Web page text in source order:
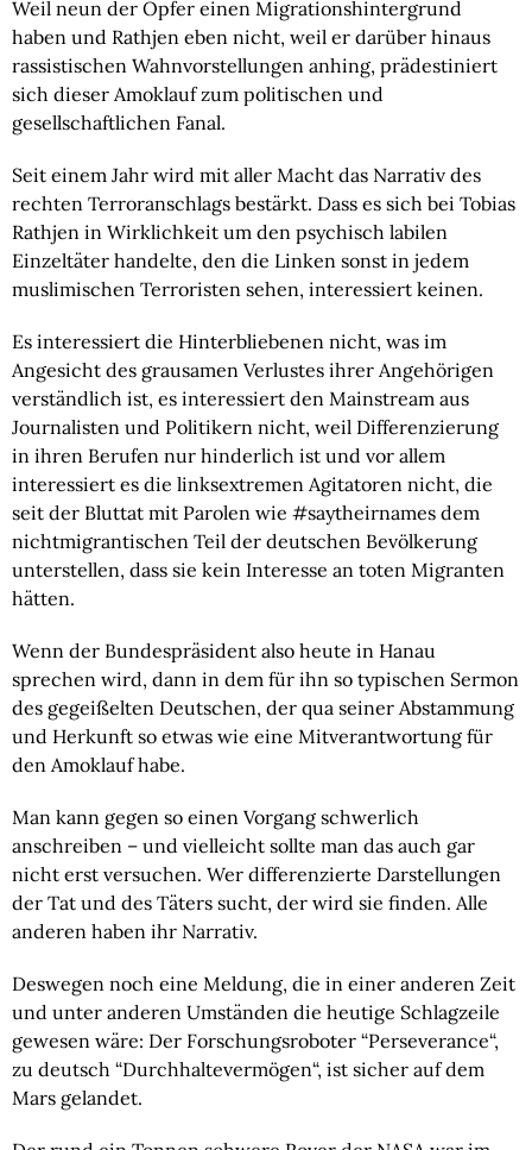
Weil neun der Opfer einen Migrationshintergrund
haben und Rathjen eben nicht, weil er darüber hinaus
rassistischen Wahnvorstellungen anhing, prädestiniert
sich dieser Amoklauf zum politischen und
gesellschaftlichen Fanal.
Seit einem Jahr wird mit aller Macht das Narrativ des
rechten Terroranschlags bestärkt. Dass es sich bei Tobias
Rathjen in Wirklichkeit um den psychisch labilen
Einzeltäter handelte, den die Linken sonst in jedem
muslimischen Terroristen sehen, interessiert keinen.
Es interessiert die Hinterbliebenen nicht, was im
Angesicht des grausamen Verlustes ihrer Angehörigen
verständlich ist, es interessiert den Mainstream aus
Journalisten und Politikern nicht, weil Differenzierung
in ihren Berufen nur hinderlich ist und vor allem
interessiert es die linksextremen Agitatoren nicht, die
seit der Bluttat mit Parolen wie #saytheirnames dem
nichtmigrantischen Teil der deutschen Bevölkerung
unterstellen, dass sie kein Interesse an toten Migranten
hätten.
Wenn der Bundespräsident also heute in Hanau
sprechen wird, dann in dem für ihn so typischen Sermon
des gegeißelten Deutschen, der qua seiner Abstammung
und Herkunft so etwas wie eine Mitverantwortung für
den Amoklauf habe.
Man kann gegen so einen Vorgang schwerlich
anschreiben – und vielleicht sollte man das auch gar
nicht erst versuchen. Wer differenzierte Darstellungen
der Tat und des Täters sucht, der wird sie finden. Alle
anderen haben ihr Narrativ.
Deswegen noch eine Meldung, die in einer anderen Zeit
und unter anderen Umständen die heutige Schlagzeile
gewesen wäre: Der Forschungsroboter “Perseverance“,
zu deutsch “Durchhaltevermögen“, ist sicher auf dem
Mars gelandet.